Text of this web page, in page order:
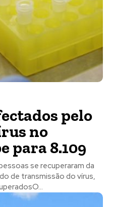
pelo
no
para 8.109
se recuperaram da
de transmissão do vírus,